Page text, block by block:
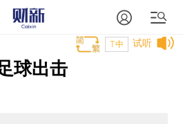
试听
T中
球出击